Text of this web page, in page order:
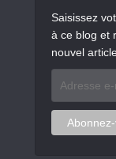
Saisissez
à ce blog et
nouvel
mail